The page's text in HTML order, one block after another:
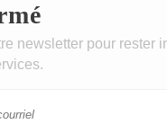
newsletter pour rester